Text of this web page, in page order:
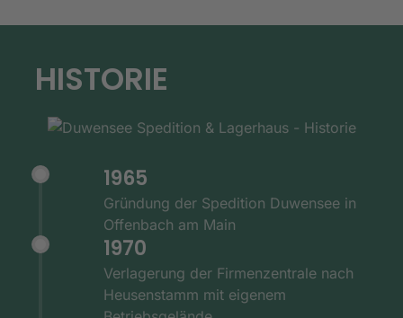
HISTORIE
1965
Gründung der Spedition Duwensee in
Offenbach am Main
1970
Verlagerung der Firmenzentrale nach
Heusenstamm mit eigenem